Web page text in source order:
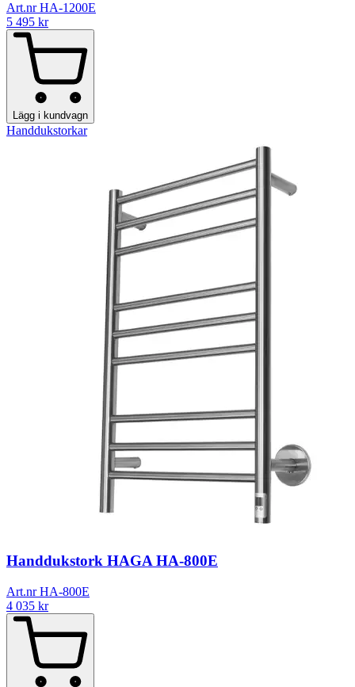
Art.nr HA-1200E
5 495 kr
Lägg i kundvagn
Handdukstorkar
Handdukstork HAGA HA-800E
Art.nr HA-800E
4 035 kr